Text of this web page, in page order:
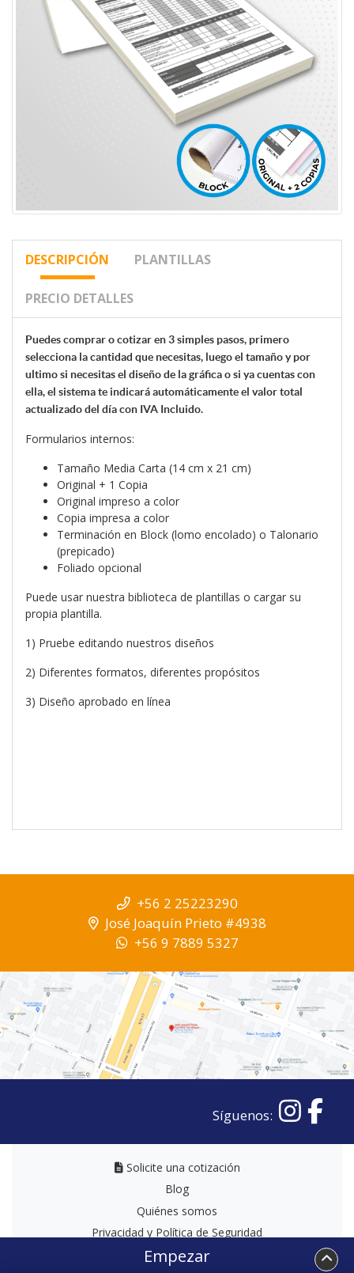
Empezar
DESCRIPCIÓN PLANTILLAS
PRECIO DETALLES
Puedes comprar o cotizar en 3 simples pasos, primero
selecciona la cantidad que necesitas, luego el tamaño y por
ultimo si necesitas el diseño de la gráfica o si ya cuentas con
ella, el sistema te indicará automáticamente el valor total
actualizado del día con IVA Incluido.
Formularios internos:
Tamaño Media Carta (14 cm x 21 cm)
Original + 1 Copia
Original impreso a color
Copia impresa a color
Terminación en Block (lomo encolado) o Talonario
(prepicado)
Foliado opcional
Puede usar nuestra biblioteca de plantillas o cargar su
propia plantilla.
1) Pruebe editando nuestros diseños
2) Diferentes formatos, diferentes propósitos
3) Diseño aprobado en línea
+56 2 25223290
José Joaquín Prieto #4938
+56 9 7889 5327
Síguenos:
Solicite una cotización
Solicite una cotización
Blog
Quiénes somos
Privacidad y Política de Seguridad
Términos y Condiciones